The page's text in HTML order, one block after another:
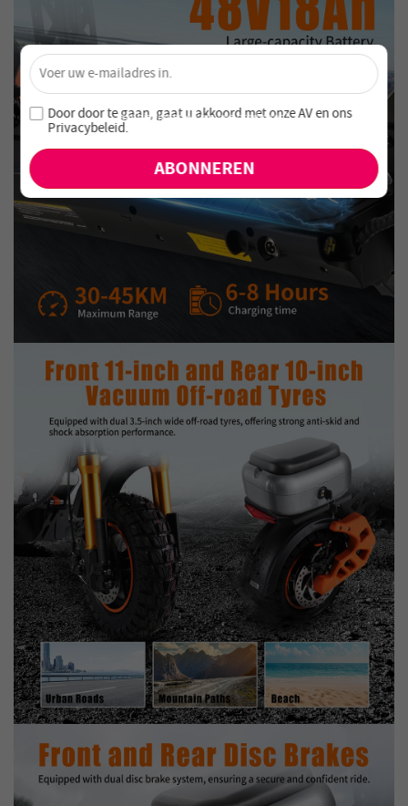
Ontgrendel 4% Korting – Schrijf je nu in!
Word lid van onze nieuwsbrief en mis nooit speciale
aanbiedingen en nieuwe producten!
×
Door door te gaan, gaat u akkoord met onzeAV enons
Privacybeleid.